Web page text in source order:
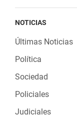
NOTICIAS
Últimas Noticias
Política
Sociedad
Policiales
Judiciales